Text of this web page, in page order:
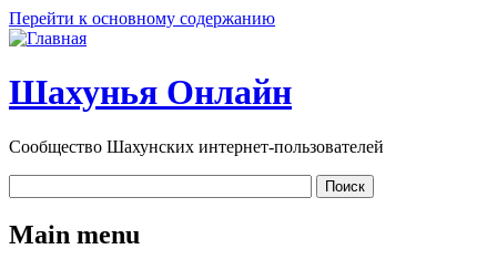
Перейти к основному содержанию
Шахунья Онлайн
Сообщество Шахунских интернет-пользователей
Main menu